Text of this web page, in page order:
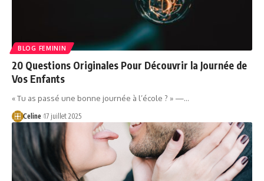
BLOG FEMININ
20 Questions Originales Pour Découvrir la Journée de
Vos Enfants
« Tu as passé une bonne journée à l’école ? » —…
Celine 17 juillet 2025